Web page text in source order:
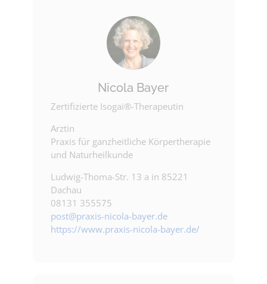
Nicola Bayer
Zertifizierte Isogai®-Therapeutin
Arztin
Praxis für ganzheitliche Körpertherapie
und Naturheilkunde
Ludwig-Thoma-Str. 13 a in 85221
Dachau
08131 355575
post@praxis-nicola-bayer.de
https://www.praxis-nicola-bayer.de/